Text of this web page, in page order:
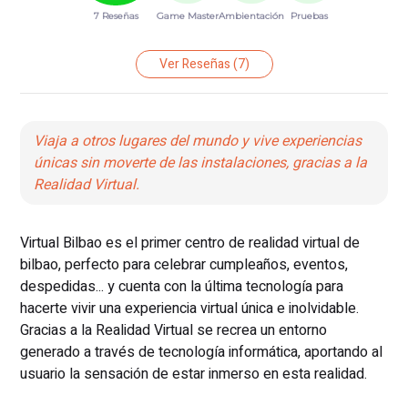
7 Reseñas Game MasterAmbientación Pruebas
Ver Reseñas(7)
Viaja a otros lugares del mundo y vive experiencias
únicas sin moverte de las instalaciones, gracias a la
Realidad Virtual.
Virtual Bilbao es el primer centro de realidad virtual de
bilbao, perfecto para celebrar cumpleaños, eventos,
despedidas... y cuenta con la última tecnología para
hacerte vivir una experiencia virtual única e inolvidable.
Gracias a la Realidad Virtual se recrea un entorno
generado a través de tecnología informática, aportando al
usuario la sensación de estar inmerso en esta realidad.